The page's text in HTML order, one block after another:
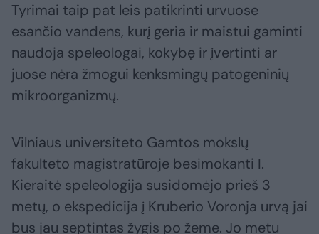
Tyrimai taip pat leis patikrinti urvuose
esančio vandens, kurį geria ir maistui gaminti
naudoja speleologai, kokybę ir įvertinti ar
juose nėra žmogui kenksmingų patogeninių
mikroorganizmų.
Vilniaus universiteto Gamtos mokslų
fakulteto magistratūroje besimokanti I.
Kieraitė speleologija susidomėjo prieš 3
metų, o ekspedicija į Kruberio Voronja urvą jai
bus jau septintas žygis po žeme. Jo metu